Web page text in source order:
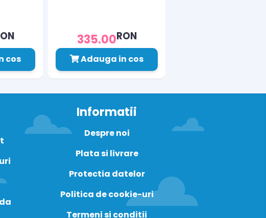
cos
335.00RON
Adauga in cos
Informatii
Despre noi
Plata si livrare
Protectia datelor
Politica de cookie-uri
Termeni si conditii